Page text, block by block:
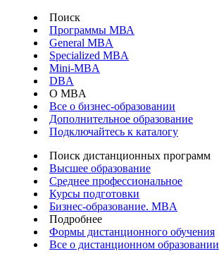
Поиск
Программы МВА
General MBA
Specialized MBA
Mini-MBA
DBA
О MBA
Все о бизнес-образовании
Дополнительное образование
Подключайтесь к каталогу
Поиск дистанционных программ
Высшее образование
Среднее профессиональное
Курсы подготовки
Бизнес-образование. MBA
Подробнее
Формы дистанционного обучения
Все о дистанционном образовании